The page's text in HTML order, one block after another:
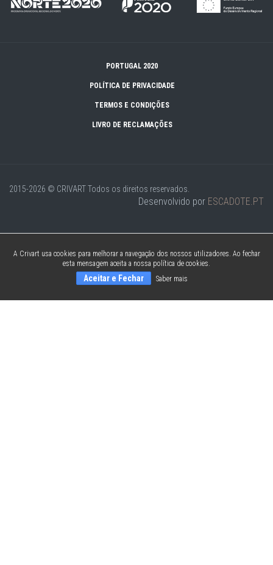
PORTUGAL 2020
POLÍTICA DE PRIVACIDADE
TERMOS E CONDIÇÕES
LIVRO DE RECLAMAÇÕES
2015-2026 © CRIVARTTodos os direitos reservados.
Desenvolvido por ESCADOTE.PT
A Crivart usa cookies para melhorar a navegação dos nossos utilizadores. Ao fechar
esta mensagem aceita a nossa política de cookies.
Aceitar e Fechar Saber mais